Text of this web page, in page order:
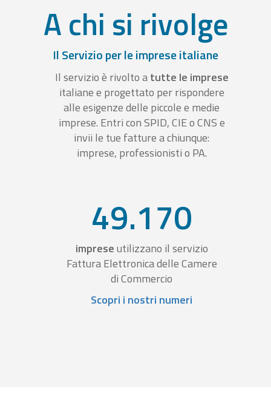
A chi si rivolge
Il Servizio per le imprese italiane
Il servizio è rivolto atutte le imprese
italiane e progettato per rispondere
alle esigenze delle piccole e medie
imprese. Entri con SPID, CIE o CNS e
invii le tue fatture a chiunque:
imprese, professionisti o PA.
49.170
impreseutilizzano il servizio
Fattura Elettronica delle Camere
di Commercio
Scopri i nostri numeri